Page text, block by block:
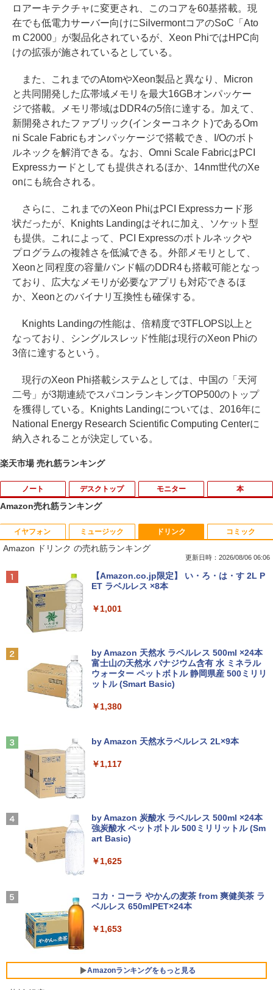
ロアーキテクチャに変更され、このコアを60基搭載。現
在でも低電力サーバー向けにSilvermontコアのSoC「Ato
m C2000」が製品化されているが、Xeon PhiではHPC向
けの拡張が施されているとしている。
また、これまでのAtomやXeon製品と異なり、Micron
と共同開発した広帯域メモリを最大16GBオンパッケー
ジで搭載。メモリ帯域はDDR4の5倍に達する。加えて、
新開発されたファブリック(インターコネクト)であるOm
ni Scale Fabricもオンパッケージで搭載でき、I/Oのボト
ルネックを解消できる。なお、Omni Scale FabricはPCI
Expressカードとしても提供されるほか、14nm世代のXe
onにも統合される。
さらに、これまでのXeon PhiはPCI Expressカード形
状だったが、Knights Landingはそれに加え、ソケット型
も提供。これによって、PCI Expressのボトルネックや
プログラムの複雑さを低減できる。外部メモリとして、
Xeonと同程度の容量/バンド幅のDDR4も搭載可能となっ
ており、広大なメモリが必要なアプリも対応できるほ
か、Xeonとのバイナリ互換性も確保する。
Knights Landingの性能は、倍精度で3TFLOPS以上と
なっており、シングルスレッド性能は現行のXeon Phiの
3倍に達するという。
現行のXeon Phi搭載システムとしては、中国の「天河
二号」が3期連続でスパコンランキングTOP500のトップ
を獲得している。Knights Landingについては、2016年に
National Energy Research Scientific Computing Centerに
納入されることが決定している。
楽天市場 売れ筋ランキング
ノート
1
2025福袋 数量限定 ノートパソコン 富士
通 NEC DELL 等Core i5 超高速新品SSD
256GB メモリ8GB WIFI Bluetooth 15.6
インチ大画面 中古パソコン アウトレット
Polaris Office付き Win10/Win11選べる!
送料無料 中古ノートパソコン 期限限定
【マラソンセール期間中ポイント5倍】中
古ノートパソコン 第11世代 Core i5 メモ
リ16GB M.2 SSD256GB 13.3インチ フ
Wi-Fi Bluetooth Windows11 東芝 dyna
付きノートパソコン 初心者向け Window
s11 初期設定済 Webカメラ zoom 日本語
キーボード 14.1型 Intel Celeron メモリ
ジネス 大学生 プレゼント 学生向け
本日10倍！高性能第10世代Core i7-1061
0Uノートパソコン 中古 Dynabook G83
GWIFI Bluetooth内蔵 中古パソコン Mic
rosoftOffice2024可 Windows11 送料無
デスクトップ
1
【今だけ】全品ポイント10倍 お買い物マ
ラソン★8/4～8/11★中古パソコン デス
クトップPC EPSON Endeavor ST190E
Core i3 8100T メモリ8GB / 16GB 中古S
SD128GB / 256GB Windows11 Pro 64b
it【送料無料】【1年保証】
￥22,800
中古パソコン | HP | ProOne 600 G4 All-i
n-One | Windows11 | 一体型 | 一年保証
| 第8世代 | Core i5 8500T 2.1(～最大3.5)
GHz | MEM:8GB | SSD:256GB(新品) | D
蔵 | フルHD | Win11Pro64Bit | ACアダプ
￥23,980
レッド 2.9GHz ミニパソコン 静音 M.2 2
242 SATA WIFI6 Bluetooth5.2 4K HDMI
2画面出力 デスクトップPC みにpc 省エ
プパソコン PC 一体型 Office付き 可能
新品 Lenovo IdeaCentre AIO 24AKP10
ndows11 Microsoft Office 搭載可 1年
保証【NortonP】
モニター
1
8K DisplayPort ケーブル 1.4規格240Hz
対応 ディスプレイポート ケーブル dpケ
ーブル HDR対応 8K@60HZ/4K@144Hz/
2K@240Hz 32.4Gbps ハイスピード DP
ケーブル ナイロン編み PC テレビ PS5 P
S4 PS3 対応
￥1,000
Yoothi 互換品 液晶 14.0インチ Dell Lati
tude 14 3410 P129G P129G001 P129G
002 タッチ非搭載 対応 FullHD 1920x10
80 IPS LED LCD 液晶ディスプレイ 修理
【お買い物マラソ開催中！P最大31.5%還
VESA対応 HDMI+DP搭載 5年保証 スピー
カー内蔵 HDMIケーブル付き MFG24F4
Minifire
￥13,999
4
アイ・オー・データ機器 LCD-DF241ED
液晶ディスプレイ アイオーデータ LCD-
本
1
おいしい！イラストレッスン クレパス
で描きました [ momo ]
￥1,518
￥8,580
公式テキスト 年金アドバイザー3級 2
￥2,530
￥8,800
蝉川 夏哉 ]
Amazon売れ筋ランキング
イヤフォン
Anker Soundcore P40i オフホワイト
Anker Soundcore P31i ブラック
￥4,990
ラック
￥14,990
レスイヤホン bluetooth イヤホン V12 小型
軽量 ブルートゥースHi-Fi 最大36時間再生 ぶ
るーとゅーす コードレス ENCノイズキャン
付き 防水 タッチ式音量調整 スポーツ/通勤/通
￥1,964
Xiaomi シャオミ REDMI Buds 8 Lite ワイヤ
￥2,980
ミュージック
BRUCE WAYNE feat. Flo Milli, ATL Jacob
[Explicit]
￥250
BRUCE WAYNE feat. Flo Milli, ATL Jacob
[Explicit]
￥250
￥250
￥250
ドリンク
Amazon ドリンク の売れ筋ランキング
更新日時：2026/08/06 06:06
【Amazon.co.jp限定】 い・ろ・は・す 2L P
ET ラベルレス ×8本
￥1,001
by Amazon 天然水 ラベルレス 500ml ×24本
富士山の天然水 バナジウム含有 水 ミネラル
ウォーター ペットボトル 静岡県産 500ミリリ
ットル (Smart Basic)
￥1,380
by Amazon 天然水ラベルレス 2L×9本
￥1,117
by Amazon 炭酸水 ラベルレス 500ml ×24本
強炭酸水 ペットボトル 500ミリリットル (Sm
art Basic)
￥1,625
コカ・コーラ やかんの麦茶 from 爽健美茶 ラ
ベルレス 650mlPET×24本
￥1,653
Amazonランキングをもっと見る
コミック